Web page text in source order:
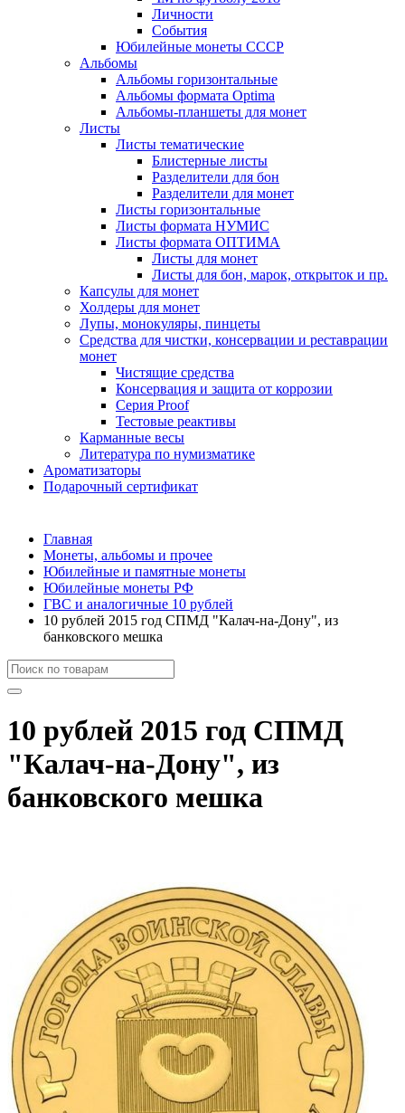
Личности
События
Юбилейные монеты СССР
Альбомы
Альбомы горизонтальные
Альбомы формата Optima
Альбомы-планшеты для монет
Листы
Листы тематические
Блистерные листы
Разделители для бон
Разделители для монет
Листы горизонтальные
Листы формата НУМИС
Листы формата ОПТИМА
Листы для монет
Листы для бон, марок, открыток и пр.
Капсулы для монет
Холдеры для монет
Лупы, монокуляры, пинцеты
Средства для чистки, консервации и реставрации
монет
Чистящие средства
Консервация и защита от коррозии
Серия Proof
Тестовые реактивы
Карманные весы
Литература по нумизматике
Ароматизаторы
Подарочный сертификат
Главная
Монеты, альбомы и прочее
Юбилейные и памятные монеты
Юбилейные монеты РФ
ГВС и аналогичные 10 рублей
10 рублей 2015 год СПМД "Калач-на-Дону", из
банковского мешка
10 рублей 2015 год СПМД
"Калач-на-Дону", из
банковского мешка